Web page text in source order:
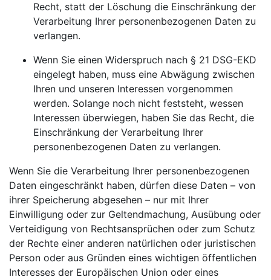
Recht, statt der Löschung die Einschränkung der
Verarbeitung Ihrer personenbezogenen Daten zu
verlangen.
Wenn Sie einen Widerspruch nach § 21 DSG-EKD
eingelegt haben, muss eine Abwägung zwischen
Ihren und unseren Interessen vorgenommen
werden. Solange noch nicht feststeht, wessen
Interessen überwiegen, haben Sie das Recht, die
Einschränkung der Verarbeitung Ihrer
personenbezogenen Daten zu verlangen.
Wenn Sie die Verarbeitung Ihrer personenbezogenen
Daten eingeschränkt haben, dürfen diese Daten – von
ihrer Speicherung abgesehen – nur mit Ihrer
Einwilligung oder zur Geltendmachung, Ausübung oder
Verteidigung von Rechtsansprüchen oder zum Schutz
der Rechte einer anderen natürlichen oder juristischen
Person oder aus Gründen eines wichtigen öffentlichen
Interesses der Europäischen Union oder eines